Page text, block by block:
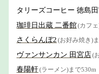
タリーズコーヒー 徳島
珈琲日出蔵 二番館(カフ
さくらんぼ2 (お好み焼き)
ヴァンサンカン 田宮店(
春陽軒(ラーメン)まで530m